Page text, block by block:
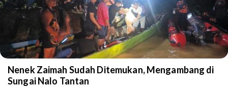
Nenek Zaimah Sudah Ditemukan, Mengambang di
Sungai Nalo Tantan